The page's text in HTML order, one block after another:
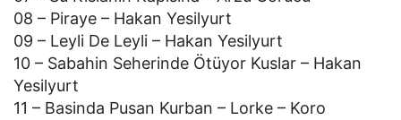
08 – Piraye – Hakan Yesilyurt
09 – Leyli De Leyli – Hakan Yesilyurt
10 – Sabahin Seherinde Ötüyor Kuslar – Hakan
Yesilyurt
11 – Basinda Pusan Kurban – Lorke – Koro